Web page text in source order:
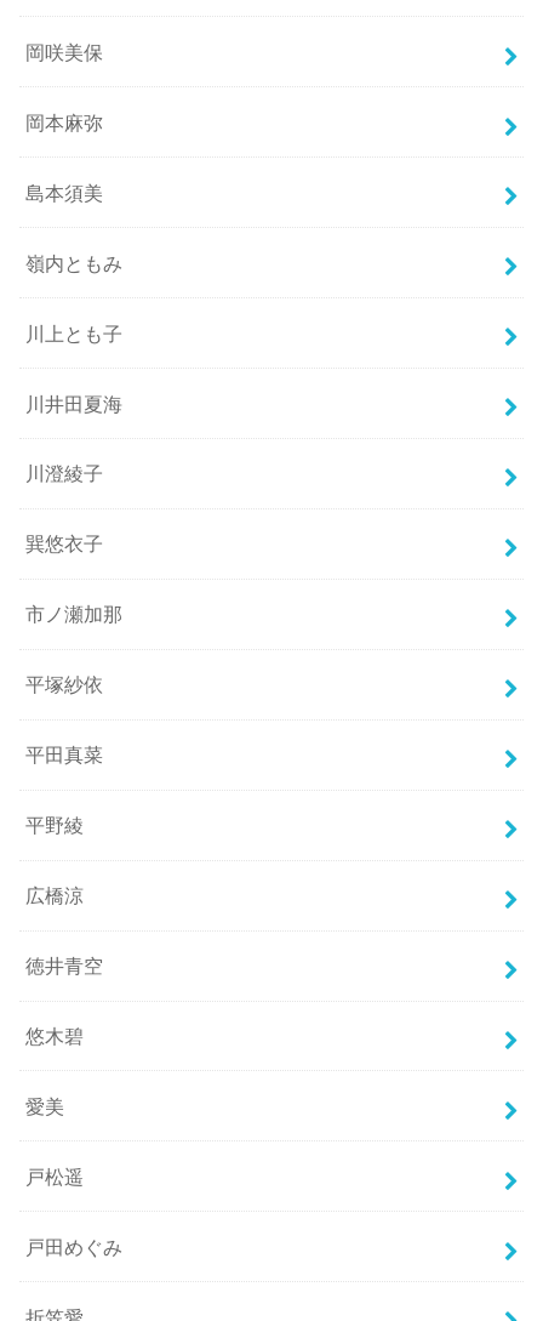
岡咲美保
岡本麻弥
島本須美
嶺内ともみ
川上とも子
川井田夏海
川澄綾子
巽悠衣子
市ノ瀬加那
平塚紗依
平田真菜
平野綾
広橋涼
徳井青空
悠木碧
愛美
戸松遥
戸田めぐみ